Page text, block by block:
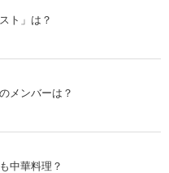
ト」は？
メンバーは？
中華料理？